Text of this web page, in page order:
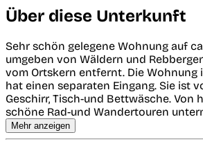
Über diese Unterkunft
Sehr schön gelegene Wohnung auf
umgeben von Wäldern und
vom Ortskern entfernt. Die Wohnung
hat einen separaten Eingang. Sie ist
Geschirr, Tisch-und Bettwäsche. Von
schöne Rad-und Wandertouren
Mehr anzeigen